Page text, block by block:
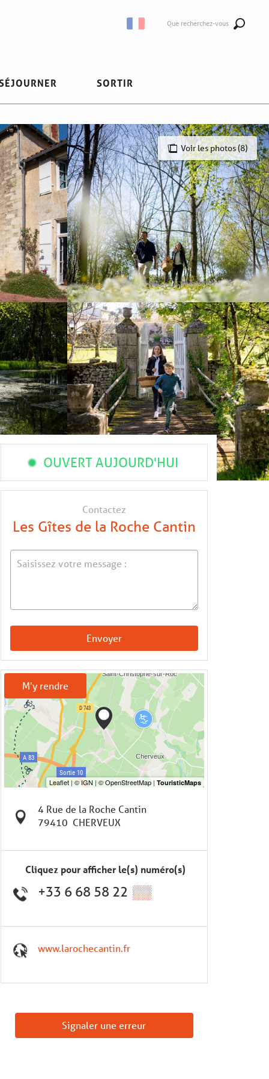
Que recherchez-vous
SORTIR
Voir les photos (8)
OUVERT AUJOURD'HUI
Contactez
Les Gîtes de la Roche Cantin
Envoyer
M'y rendre
4 Rue de la Roche Cantin
79410 CHERVEUX
Cliquez pour afficher le(s) numéro(s)
+33 6 68 58 22 ▒▒
www.larochecantin.fr
Signaler une erreur